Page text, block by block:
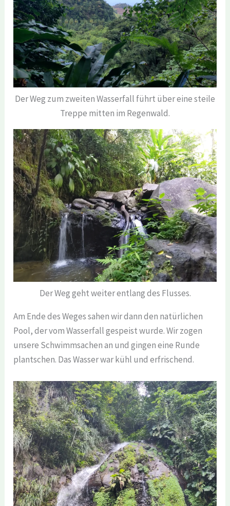
Der Weg zum zweiten Wasserfall führt über eine steile
Treppe mitten im Regenwald.
Der Weg geht weiter entlang des Flusses.
Am Ende des Weges sahen wir dann den natürlichen
Pool, der vom Wasserfall gespeist wurde. Wir zogen
unsere Schwimmsachen an und gingen eine Runde
plantschen. Das Wasser war kühl und erfrischend.